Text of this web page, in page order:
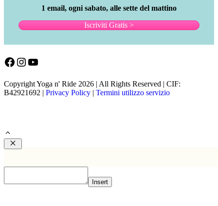
1 email, ogni sabato, alle sette del mattino
Iscriviti Gratis >
Facebook
Instagram
YouTube
Copyright Yoga n' Ride 2026 | All Rights Reserved | CIF:
B42921692 | Privacy Policy | Termini utilizzo servizio
Chiudi
Insert